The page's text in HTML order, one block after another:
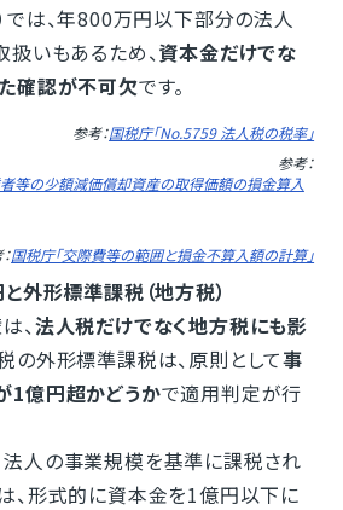
は、年800万円以下部分の法人
いもあるため、資本金だけでな
確認が不可欠です。
参考：国税庁「No.5759 法人税の税率」
参考：
等の少額減価償却資産の取得価額の損金算入
国税庁「交際費等の範囲と損金不算入額の計算」
外形標準課税（地方税）
、法人税だけでなく地方税にも影
の外形標準課税は、原則として事
1億円超かどうかで適用判定が行
人の事業規模を基準に課税され
、形式的に資本金を1億円以下に